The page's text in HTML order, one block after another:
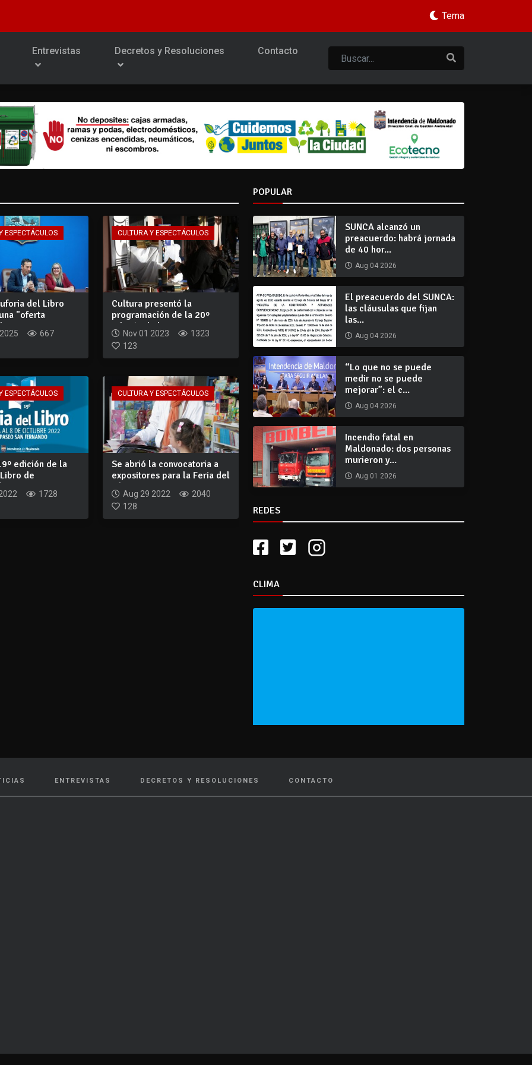
Tema
Entrevistas Decretos y Resoluciones Contacto
ESPECTÁCULOS
del Libro
"oferta
667
CULTURA Y ESPECTÁCULOS
Cultura presentó la
programación de la 20º
edición de la Fer...
Nov 01 2023
1323
123
ESPECTÁCULOS
edición de la
de
1728
CULTURA Y ESPECTÁCULOS
Se abrió la convocatoria a
expositores para la Feria del
Lib...
Aug 29 2022
2040
128
POPULAR
SUNCA alcanzó un
preacuerdo: habrá jornada
de 40 hor...
Aug 04 2026
El preacuerdo del SUNCA:
las cláusulas que fijan
las...
Aug 04 2026
“Lo que no se puede
medir no se puede
mejorar”: el c...
Aug 04 2026
Incendio fatal en
Maldonado: dos personas
murieron y...
Aug 01 2026
REDES
CLIMA
ENTREVISTAS DECRETOS Y RESOLUCIONES CONTACTO